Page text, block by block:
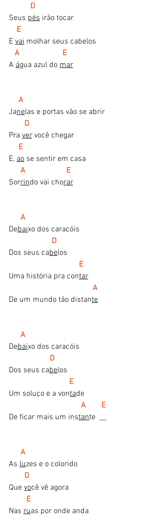
  D
Seus pés irão tocar
E
E vai molhar seus cabelos
A                      E
A água azul do mar
  A
Janelas e portas vão se abrir
D
Pra ver você chegar
   E
E, ao se sentir em casa
A                     E
Sorrindo vai chorar
A
Debaixo dos caracóis
  D
Dos seus cabelos
E
Uma história pra contar
A
De um mundo tão distante
A
Debaixo dos caracóis
   D
Dos seus cabelos
   E
Um soluço e a vontade
   A        E
De ficar mais um instante  __
A
As luzes e o colorido
D
Que você vê agora
E
Nas ruas por onde anda